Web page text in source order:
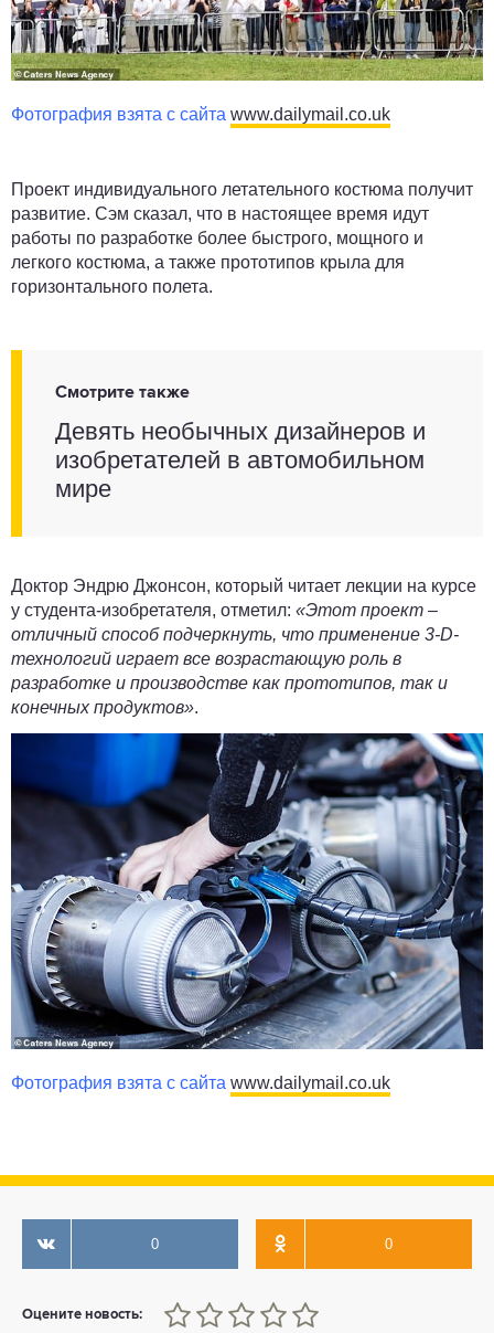
Фотография взята с сайта www.dailymail.co.uk
Проект индивидуального летательного костюма получит
развитие. Сэм сказал, что в настоящее время идут
работы по разработке более быстрого, мощного и
легкого костюма, а также прототипов крыла для
горизонтального полета.
Смотрите также
Девять необычных дизайнеров и
изобретателей в автомобильном
мире
Доктор Эндрю Джонсон, который читает лекции на курсе
у студента-изобретателя, отметил: «Этот проект –
отличный способ подчеркнуть, что применение 3-D-
технологий играет все возрастающую роль в
разработке и производстве как прототипов, так и
конечных продуктов».
Фотография взята с сайта www.dailymail.co.uk
0 0
Оцените новость:
0
1 2 3 4 5